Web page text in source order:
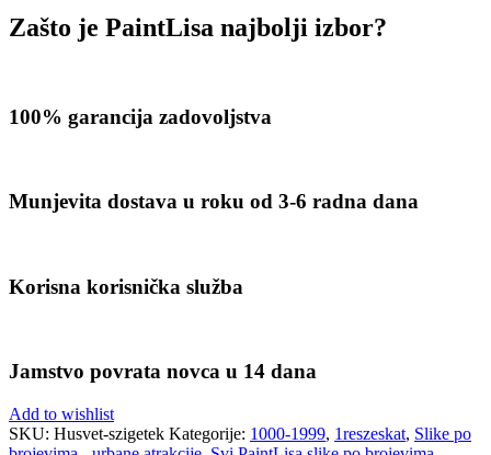
Zašto je PaintLisa najbolji izbor?
100% garancija zadovoljstva
Munjevita dostava u roku od 3-6 radna dana
Korisna korisnička služba
Jamstvo povrata novca u 14 dana
Add to wishlist
SKU: Husvet-szigetek Kategorije: 1000-1999, 1reszeskat, Slike po